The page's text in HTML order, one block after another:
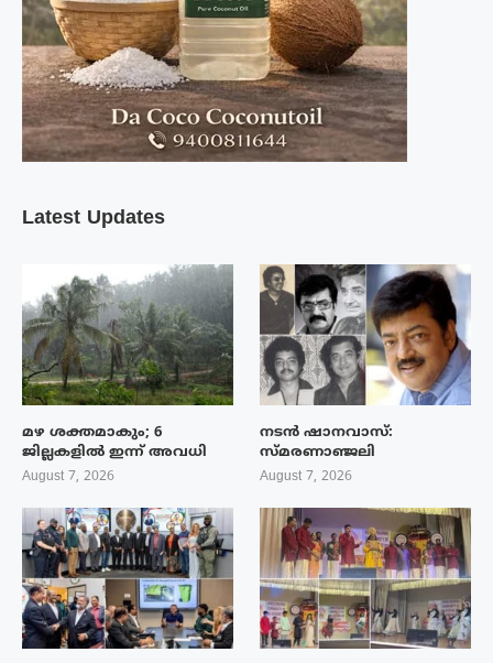
Latest Updates
മഴ ശക്തമാകും; 6
ജില്ലകളിൽ ഇന്ന് അവധി
August 7, 2026
നടൻ ഷാനവാസ്:
സ്മരണാഞ്ജലി
August 7, 2026